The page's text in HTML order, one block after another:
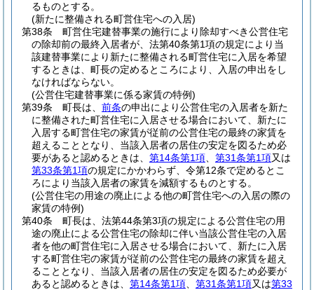
るものとする。
(新たに整備される町営住宅への入居)
第38条
町営住宅建替事業の施行により除却すべき公営住宅
の除却前の最終入居者が、法第40条第1項の規定により当
該建替事業により新たに整備される町営住宅に入居を希望
するときは、町長の定めるところにより、入居の申出をし
なければならない。
(公営住宅建替事業に係る家賃の特例)
第39条
町長は、 前条の申出により公営住宅の入居者を新た
に整備された町営住宅に入居させる場合において、新たに
入居する町営住宅の家賃が従前の公営住宅の最終の家賃を
超えることとなり、当該入居者の居住の安定を図るため必
要があると認めるときは、 第14条第1項 第31条第1項又は
第33条第1項の規定にかかわらず、令第12条で定めるとこ
ろにより当該入居者の家賃を減額するものとする。
(公営住宅の用途の廃止による他の町営住宅への入居の際の
家賃の特例)
第40条
町長は、法第44条第3項の規定による公営住宅の用
途の廃止による公営住宅の除却に伴い当該公営住宅の入居
者を他の町営住宅に入居させる場合において、新たに入居
する町営住宅の家賃が従前の公営住宅の最終の家賃を超え
ることとなり、当該入居者の居住の安定を図るため必要が
あると認めるときは、 第14条第1項 第31条第1項又は第33